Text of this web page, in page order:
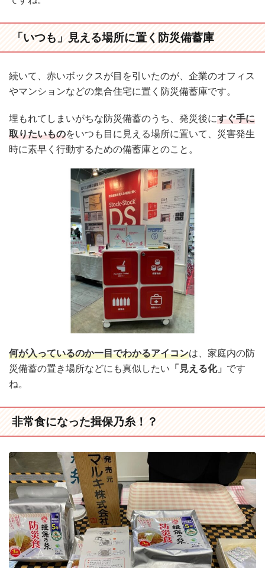
「いつも」見える場所に置く防災備蓄庫
続いて、赤いボックスが目を引いたのが、企業のオフィス
やマンションなどの集合住宅に置く防災備蓄庫です。
埋もれてしまいがちな防災備蓄のうち、発災後にすぐ手に
取りたいものをいつも目に見える場所に置いて、災害発生
時に素早く行動するための備蓄庫とのこと。
何が入っているのか一目でわかるアイコンは、家庭内の防
災備蓄の置き場所などにも真似したい 「見える化」 です
ね。
非常食になった揖保乃糸！？